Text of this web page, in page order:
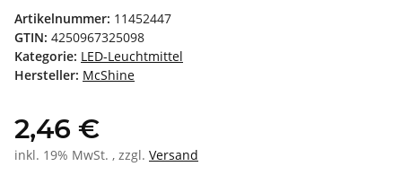
Artikelnummer: 11452447
GTIN: 4250967325098
Kategorie: LED-Leuchtmittel
Hersteller: McShine
2,46 €
inkl. 19% MwSt. , zzgl. Versand